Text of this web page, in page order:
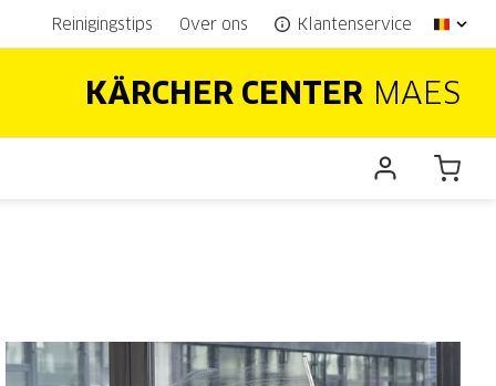
Reinigingstips Over ons Klantenservice
KÄRCHER CENTER MAES